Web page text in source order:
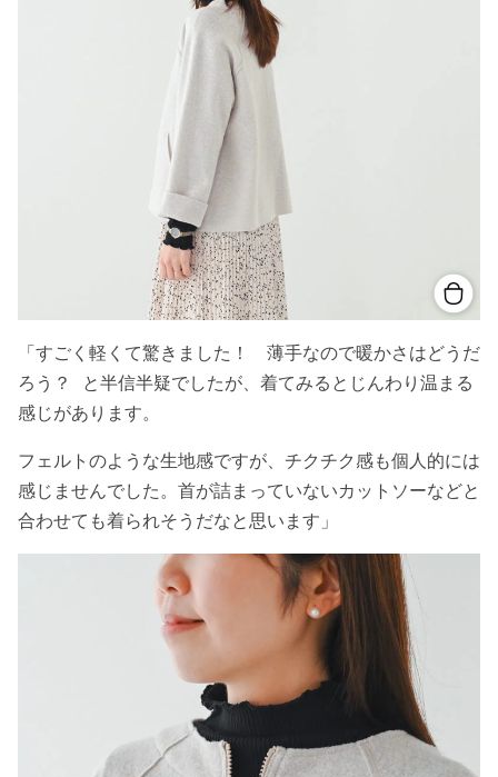
「すごく軽くて驚きました！ 薄手なので暖かさはどうだ
ろう？ と半信半疑でしたが、着てみるとじんわり温まる
感じがあります。
フェルトのような生地感ですが、チクチク感も個人的には
感じませんでした。首が詰まっていないカットソーなどと
合わせても着られそうだなと思います」